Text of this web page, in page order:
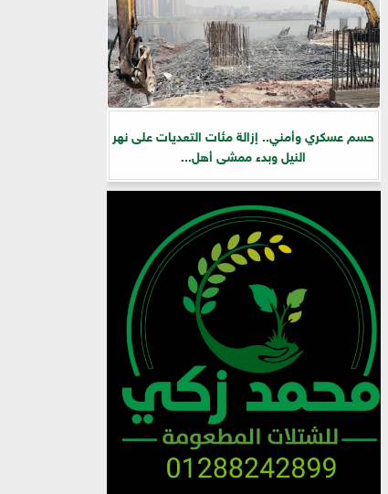
حسم عسكري وأمني.. إزالة مئات التعديات على نهر
النيل وبدء ممشى أهل...